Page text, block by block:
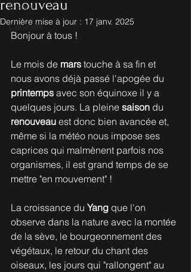
Divers
Cabinets
renouveau
Dernière mise à jour : 17 janv. 2025
Bonjour à tous !
Le mois de mars touche à sa fin et
nous avons déjà passé l'apogée du
printemps avec son équinoxe il y a
quelques jours. La pleine saison du
renouveau est donc bien avancée et,
même si la météo nous impose ses
caprices qui malmènent parfois nos
organismes, il est grand temps de se
mettre "en mouvement" !
La croissance du Yang que l'on
observe dans la nature avec la montée
de la sève, le bourgeonnement des
végétaux, le retour du chant des
oiseaux, les jours qui "rallongent" au